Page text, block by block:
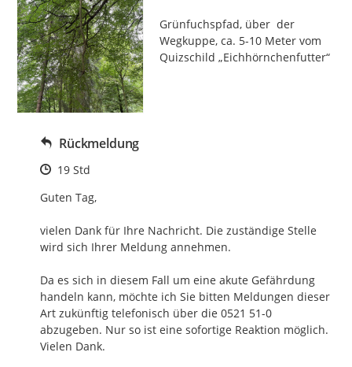
Grünfuchspfad, über  der
Wegkuppe, ca. 5-10 Meter vom
Quizschild „Eichhörnchenfutter“
Rückmeldung
Zeitpunkt des Erstellens
19 Std
Guten Tag,
vielen Dank für Ihre Nachricht. Die zuständige Stelle
wird sich Ihrer Meldung annehmen.
Da es sich in diesem Fall um eine akute Gefährdung
handeln kann, möchte ich Sie bitten Meldungen dieser
Art zukünftig telefonisch über die 0521 51-0
abzugeben. Nur so ist eine sofortige Reaktion möglich.
Vielen Dank.